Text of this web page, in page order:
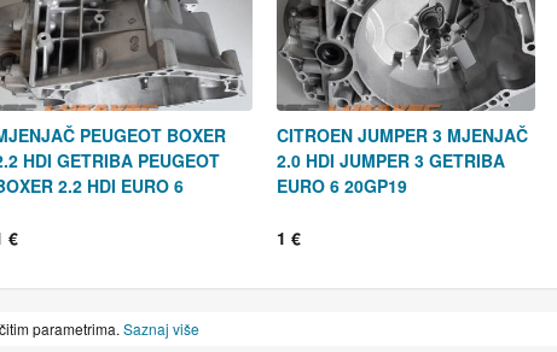
PEUGEOT BOXER
HDI GETRIBA PEUGEOT
2.2 HDI EURO 6
€
CITROEN JUMPER 3 MJENJAČ
2.0 HDI JUMPER 3 GETRIBA
EURO 6 20GP19
1 €
parametrima.Saznaj više